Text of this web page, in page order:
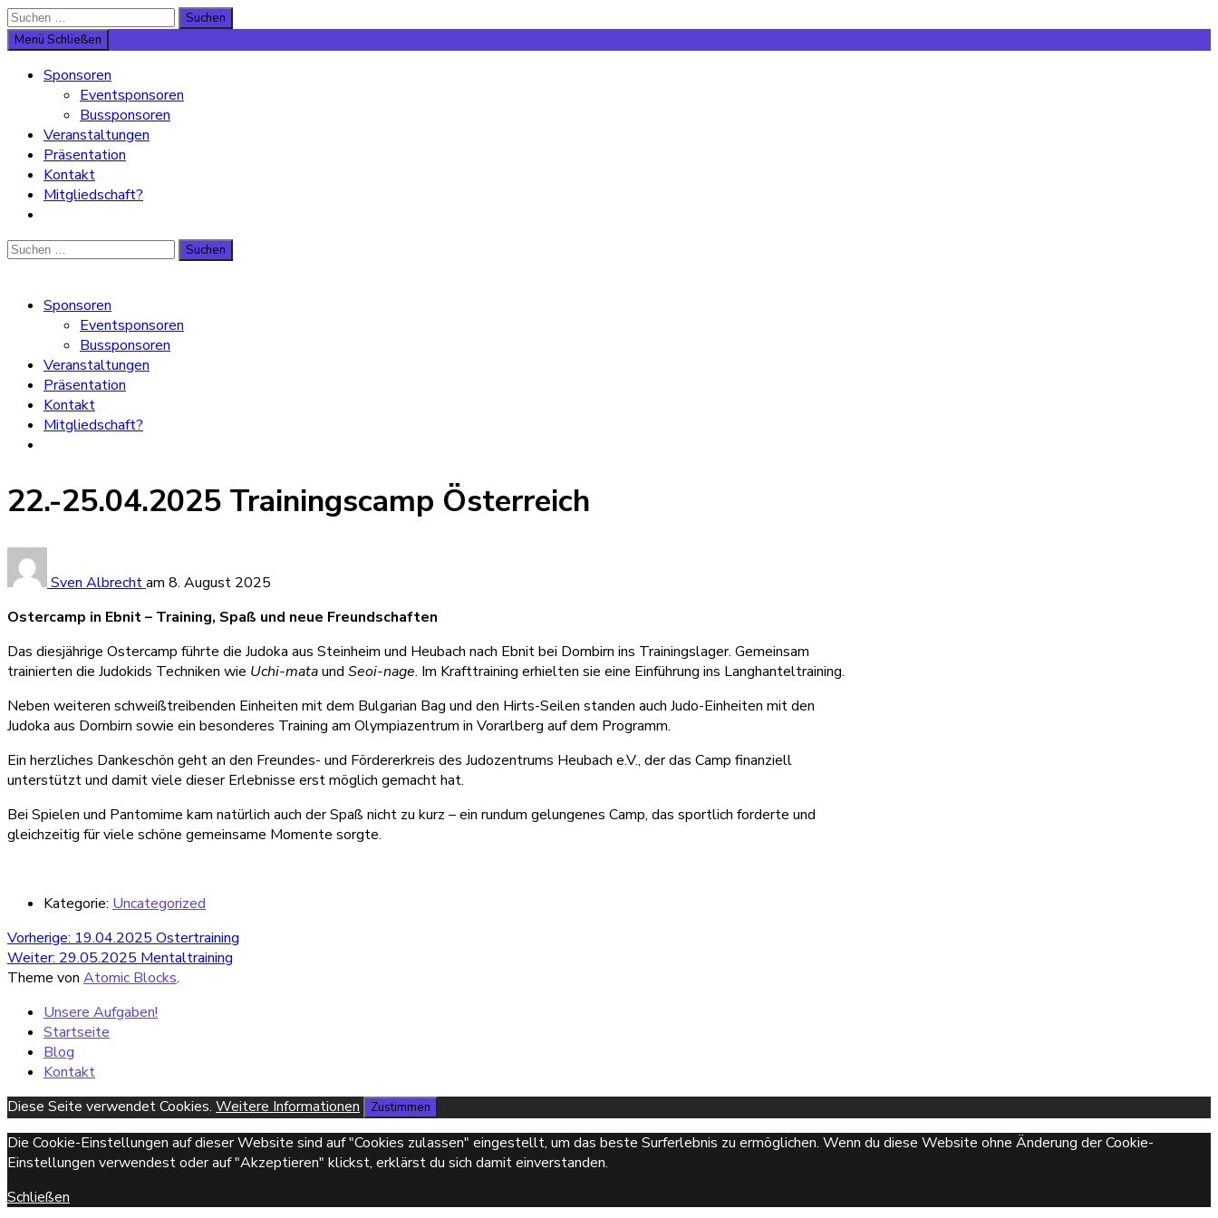
Suche
nach:
Suchen
Menü Schließen
Sponsoren
Eventsponsoren
Bussponsoren
Veranstaltungen
Präsentation
Kontakt
Mitgliedschaft?
Suche
Suchen
Sponsoren
Eventsponsoren
Bussponsoren
Veranstaltungen
Präsentation
Kontakt
Mitgliedschaft?
22.-25.04.2025 Trainingscamp Österreich
Sven Albrechtam 8. August 2025
Ostercamp in Ebnit – Training, Spaß und neue Freundschaften
Das diesjährige Ostercamp führte die Judoka aus Steinheim und Heubach nach Ebnit bei Dornbirn ins Trainingslager. Gemeinsam
trainierten die Judokids Techniken wie Uchi-mataund Seoi-nage. Im Krafttraining erhielten sie eine Einführung ins Langhanteltraining.
Neben weiteren schweißtreibenden Einheiten mit dem Bulgarian Bag und den Hirts-Seilen standen auch Judo-Einheiten mit den
Judoka aus Dornbirn sowie ein besonderes Training am Olympiazentrum in Vorarlberg auf dem Programm.
Ein herzliches Dankeschön geht an den Freundes- und Fördererkreis des Judozentrums Heubach e.V., der das Camp finanziell
unterstützt und damit viele dieser Erlebnisse erst möglich gemacht hat.
Bei Spielen und Pantomime kam natürlich auch der Spaß nicht zu kurz – ein rundum gelungenes Camp, das sportlich forderte und
gleichzeitig für viele schöne gemeinsame Momente sorgte.
Kategorie: Uncategorized
Beitragsnavigation
Vorherige: Vorheriger
Beitrag:
19.04.2025 Ostertraining
Weiter: Nächster
Beitrag:
29.05.2025 Mentaltraining
Theme von Atomic Blocks.
Unsere Aufgaben!
Startseite
Blog
Kontakt
Diese Seite verwendet Cookies. Weitere Informationen Zustimmen
Die Cookie-Einstellungen auf dieser Website sind auf "Cookies zulassen" eingestellt, um das beste Surferlebnis zu ermöglichen. Wenn du diese Website ohne Änderung der Cookie-
Einstellungen verwendest oder auf "Akzeptieren" klickst, erklärst du sich damit einverstanden.
Schließen